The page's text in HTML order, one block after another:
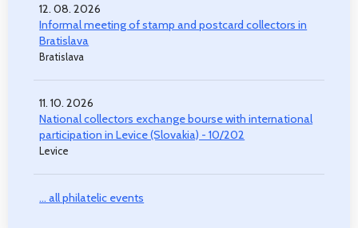
12. 08. 2026
Informal meeting of stamp and postcard collectors in
Bratislava
Bratislava
11. 10. 2026
National collectors exchange bourse with international
participation in Levice (Slovakia) - 10/202
Levice
... all philatelic events